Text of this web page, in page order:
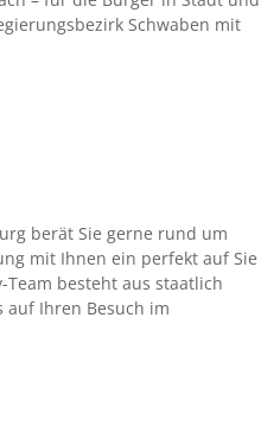
Schwaben mit
berät Sie gerne rund um
mit Ihnen ein perfekt auf Sie
Team besteht aus staatlich
Ihren Besuch im